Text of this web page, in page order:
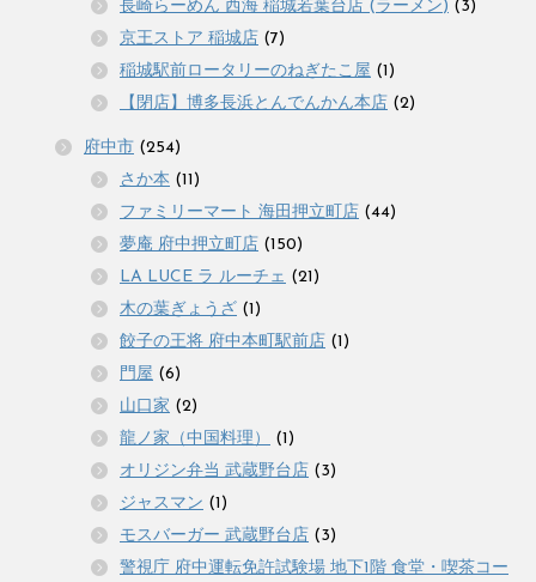
長崎らーめん 西海 稲城若葉台店 (ラーメン) (3)
京王ストア 稲城店 (7)
稲城駅前ロータリーのねぎたこ屋 (1)
【閉店】博多長浜とんでんかん本店 (2)
府中市 (254)
さか本 (11)
ファミリーマート 海田押立町店 (44)
夢庵 府中押立町店 (150)
LA LUCE ラ ルーチェ (21)
木の葉ぎょうざ (1)
餃子の王将 府中本町駅前店 (1)
門屋 (6)
山口家 (2)
龍ノ家（中国料理）
(1)
オリジン弁当 武蔵野台店 (3)
ジャスマン (1)
モスバーガー 武蔵野台店 (3)
警視庁 府中運転免許試験場 地下1階 食堂・喫茶コー